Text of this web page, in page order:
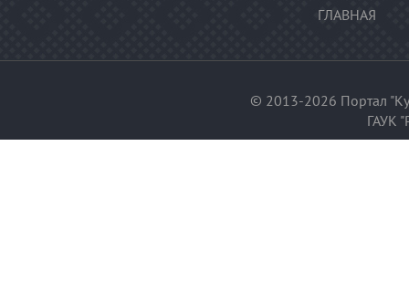
ГЛАВНАЯ
© 2013-2026 Портал
ГАУК